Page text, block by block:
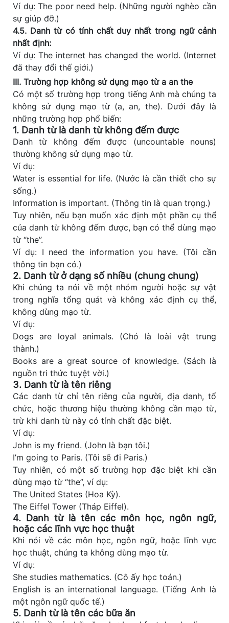
Ví dụ: The poor need help. (Những người nghèo cần
sự giúp đỡ.)
4.5. Danh từ có tính chất duy nhất trong ngữ cảnh
nhất định:
Ví dụ: The internet has changed the world. (Internet
đã thay đổi thế giới.)
III. Trường hợp không sử dụng mạo từ a an the
Có một số trường hợp trong tiếng Anh mà chúng ta
không sử dụng mạo từ (a, an, the). Dưới đây là
những trường hợp phổ biến:
1. Danh từ là danh từ không đếm được
Danh từ không đếm được (uncountable nouns)
thường không sử dụng mạo từ.
Ví dụ:
Water is essential for life. (Nước là cần thiết cho sự
sống.)
Information is important. (Thông tin là quan trọng.)
Tuy nhiên, nếu bạn muốn xác định một phần cụ thể
của danh từ không đếm được, bạn có thể dùng mạo
từ “the”.
Ví dụ: I need the information you have. (Tôi cần
thông tin bạn có.)
2. Danh từ ở dạng số nhiều (chung chung)
Khi chúng ta nói về một nhóm người hoặc sự vật
trong nghĩa tổng quát và không xác định cụ thể,
không dùng mạo từ.
Ví dụ:
Dogs are loyal animals. (Chó là loài vật trung
thành.)
Books are a great source of knowledge. (Sách là
nguồn tri thức tuyệt vời.)
3. Danh từ là tên riêng
Các danh từ chỉ tên riêng của người, địa danh, tổ
chức, hoặc thương hiệu thường không cần mạo từ,
trừ khi danh từ này có tính chất đặc biệt.
Ví dụ:
John is my friend. (John là bạn tôi.)
I’m going to Paris. (Tôi sẽ đi Paris.)
Tuy nhiên, có một số trường hợp đặc biệt khi cần
dùng mạo từ “the”, ví dụ:
The United States (Hoa Kỳ).
The Eiffel Tower (Tháp Eiffel).
4. Danh từ là tên các môn học, ngôn ngữ,
hoặc các lĩnh vực học thuật
Khi nói về các môn học, ngôn ngữ, hoặc lĩnh vực
học thuật, chúng ta không dùng mạo từ.
Ví dụ:
She studies mathematics. (Cô ấy học toán.)
English is an international language. (Tiếng Anh là
một ngôn ngữ quốc tế.)
5. Danh từ là tên các bữa ăn